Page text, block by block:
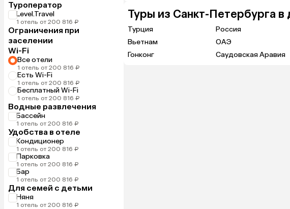
Туроператор
Level.Travel
1 отель от 200 816 ₽
Ограничения при
заселении
Wi-Fi
Все отели
1 отель от 200 816 ₽
Есть Wi-Fi
1 отель от 200 816 ₽
Бесплатный Wi-Fi
1 отель от 200 816 ₽
Водные развлечения
Бассейн
1 отель от 200 816 ₽
Удобства в отеле
Кондиционер
1 отель от 200 816 ₽
Парковка
1 отель от 200 816 ₽
Бар
1 отель от 200 816 ₽
Для семей с детьми
Няня
1 отель от 200 816 ₽
Туры из Санкт-Петербурга в
Турция Россия
Вьетнам
ОАЭ
Гонконг
Саудовская Аравия